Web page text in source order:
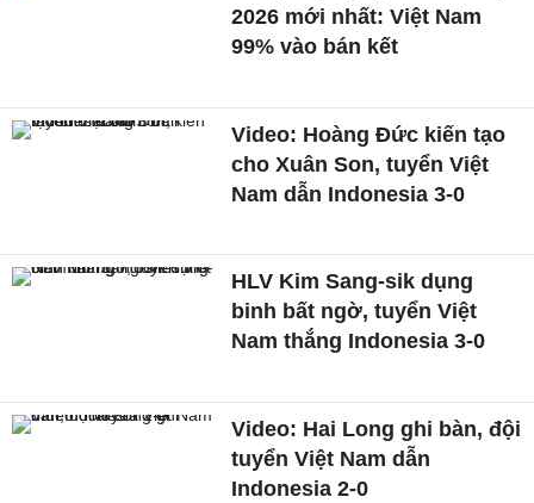
2026 mới nhất: Việt Nam
99% vào bán kết
Video: Hoàng Đức kiến tạo
cho Xuân Son, tuyển Việt
Nam dẫn Indonesia 3-0
HLV Kim Sang-sik dụng
binh bất ngờ, tuyển Việt
Nam thắng Indonesia 3-0
Video: Hai Long ghi bàn, đội
tuyển Việt Nam dẫn
Indonesia 2-0